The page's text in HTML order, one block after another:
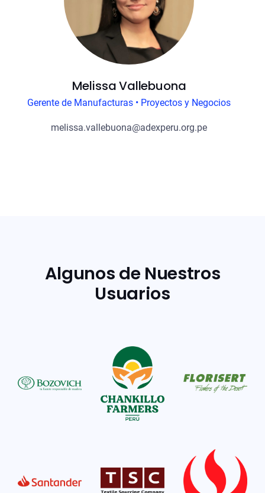
Melissa Vallebuona
Gerente de Manufacturas • Proyectos y Negocios
melissa.vallebuona@adexperu.org.pe
Algunos de Nuestros
Usuarios